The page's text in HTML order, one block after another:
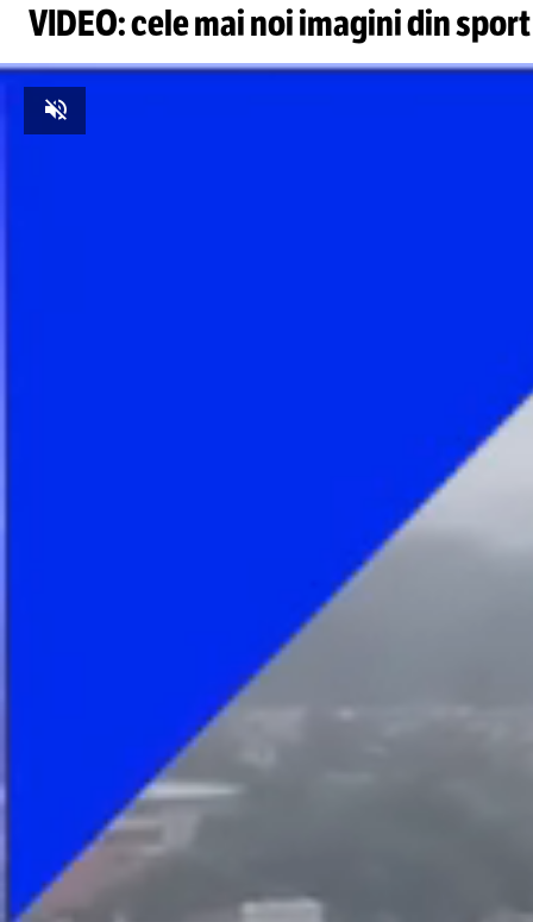
VIDEO: cele mai noi imagini din sport
Unmute